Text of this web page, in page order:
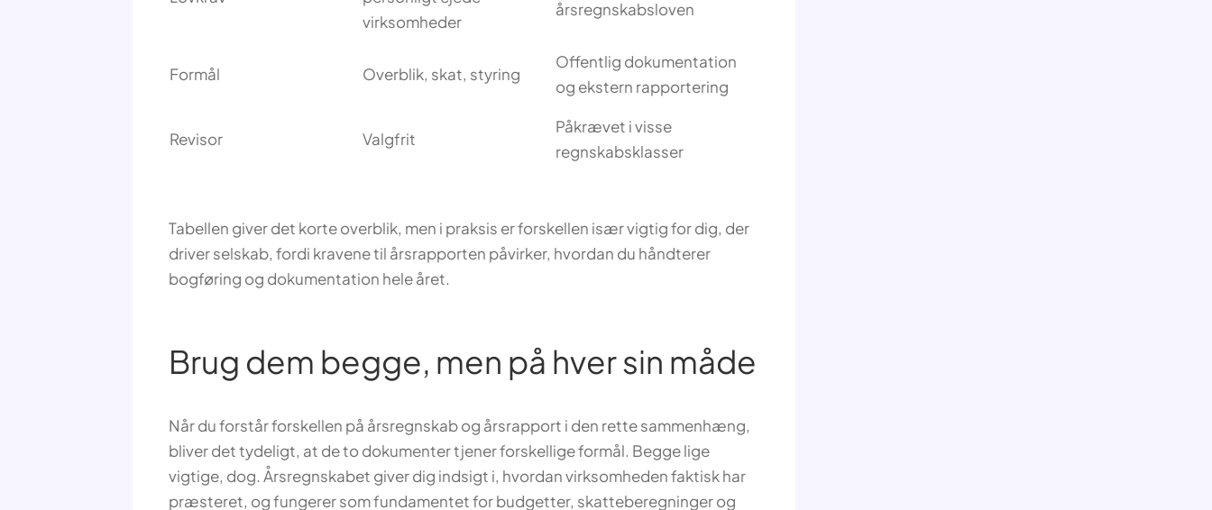
virksomheder
årsregnskabsloven
Formål Overblik, skat, styring
Offentlig dokumentation
og ekstern rapportering
Revisor Valgfrit
Påkrævet i visse
regnskabsklasser
Tabellen giver det korte overblik, men i praksis er forskellen især vigtig for dig, der
driver selskab, fordi kravene til årsrapporten påvirker, hvordan du håndterer
bogføring og dokumentation hele året.
Brug dem begge, men på hver sin måde
Når du forstår forskellen på årsregnskab og årsrapport i den rette sammenhæng,
bliver det tydeligt, at de to dokumenter tjener forskellige formål. Begge lige
vigtige, dog. Årsregnskabet giver dig indsigt i, hvordan virksomheden faktisk har
præsteret, og fungerer som fundamentet for budgetter, skatteberegninger og